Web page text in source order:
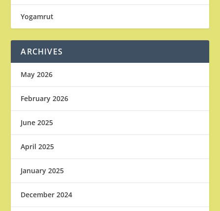
Yogamrut
ARCHIVES
May 2026
February 2026
June 2025
April 2025
January 2025
December 2024